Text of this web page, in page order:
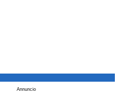
Annuncio